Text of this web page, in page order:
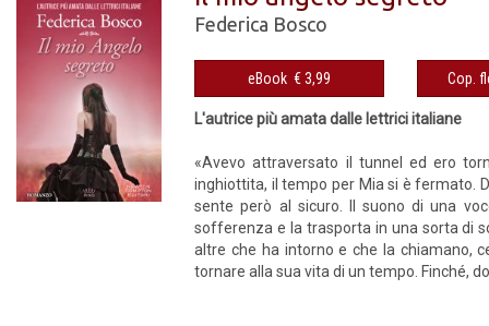
Federica Bosco
eBook € 3,99
L'autrice più amata dalle lettrici italiane
«Avevo attraversato il tunnel ed ero
inghiottita, il tempo per Mia si è fermato.
sente però al sicuro. Il suono di una
sofferenza e la trasporta in una sorta di
altre che ha intorno e che la chiamano,
tornare alla sua vita di un tempo. Finché,